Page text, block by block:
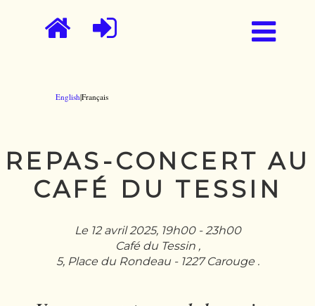
English|Français
REPAS-CONCERT AU
CAFÉ DU TESSIN
Le 12 avril 2025, 19h00 - 23h00
Café du Tessin ,
5, Place du Rondeau - 1227 Carouge .